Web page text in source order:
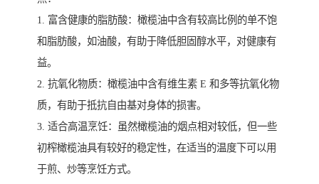
1. 富含健康的脂肪酸：橄榄油中含有较高比例的单不饱
和脂肪酸，如油酸，有助于降低胆固醇水平，对健康有
益。
2. 抗氧化物质：橄榄油中含有维生素 E 和多等抗氧化物
质，有助于抵抗自由基对身体的损害。
3. 适合高温烹饪：虽然橄榄油的烟点相对较低，但一些
初榨橄榄油具有较好的稳定性，在适当的温度下可以用
于煎、炒等烹饪方式。